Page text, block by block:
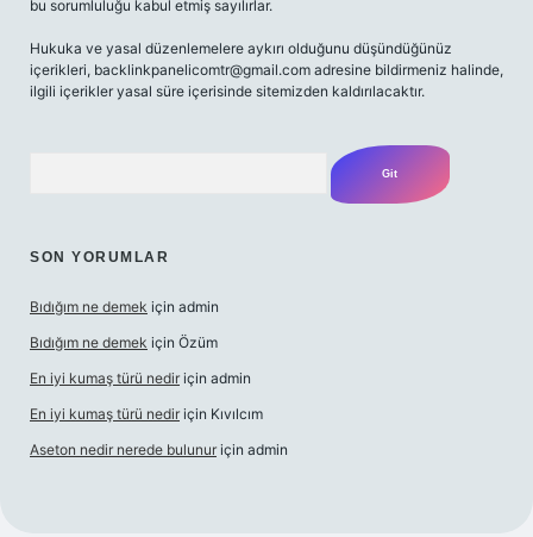
bu sorumluluğu kabul etmiş sayılırlar.
Hukuka ve yasal düzenlemelere aykırı olduğunu düşündüğünüz
içerikleri, backlinkpanelicomtr@gmail.com adresine bildirmeniz halinde,
ilgili içerikler yasal süre içerisinde sitemizden kaldırılacaktır.
SON YORUMLAR
Bıdığım ne demek için admin
Bıdığım ne demek için Özüm
En iyi kumaş türü nedir için admin
En iyi kumaş türü nedir için Kıvılcım
Aseton nedir nerede bulunur için admin